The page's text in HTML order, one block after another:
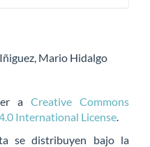
Mario Hidalgo
a Creative Commons
International License.
se distribuyen bajo la